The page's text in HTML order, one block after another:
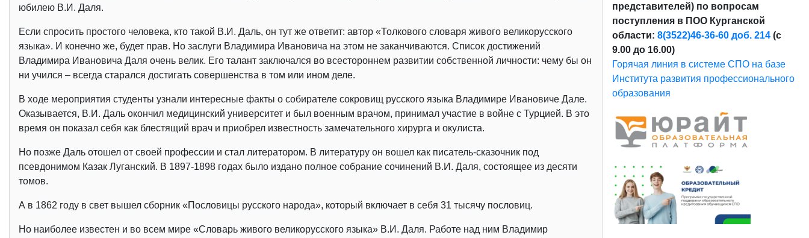
юбилею В.И. Даля.
Если спросить простого человека, кто такой В.И. Даль, он тут же ответит: автор «Толкового словаря живого великорусского
языка». И конечно же, будет прав. Но заслуги Владимира Ивановича на этом не заканчиваются. Список достижений
Владимира Ивановича Даля очень велик. Его талант заключался во всестороннем развитии собственной личности: чему бы он
ни учился – всегда старался достигать совершенства в том или ином деле.
В ходе мероприятия студенты узнали интересные факты о собирателе сокровищ русского языка Владимире Ивановиче Дале.
Оказывается, В.И. Даль окончил медицинский университет и был военным врачом, принимал участие в войне с Турцией. В это
время он показал себя как блестящий врач и приобрел известность замечательного хирурга и окулиста.
Но позже Даль отошел от своей профессии и стал литератором. В литературу он вошел как писатель-сказочник под
псевдонимом Казак Луганский. В 1897-1898 годах было издано полное собрание сочинений В.И. Даля, состоящее из десяти
томов.
А в 1862 году в свет вышел сборник «Пословицы русского народа», который включает в себя 31 тысячу пословиц.
Но наиболее известен и во всем мире «Словарь живого великорусского языка» В.И. Даля. Работе над ним Владимир
представителей) по вопросам
поступления в ПОО Курганской
области: 8(3522)46-36-60 доб. 214(с
9.00 до 16.00)
Горячая линия в системе СПО на базе
Института развития профессионального
образования